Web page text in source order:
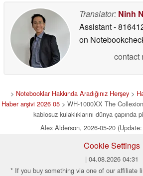
Translator: Ninh
Assistant-
on
contact
> Notebooklar Hakkında Aradığınız Herşey >
Haber arşivi 2026 05 > WH-1000XX The
kablosuz kulaklıklarını dünya çapında
Alex Alderson, 2026-05-20
Cookie Settings
| 04.08.2026 04:31
* If you buy something via one of our affiliate